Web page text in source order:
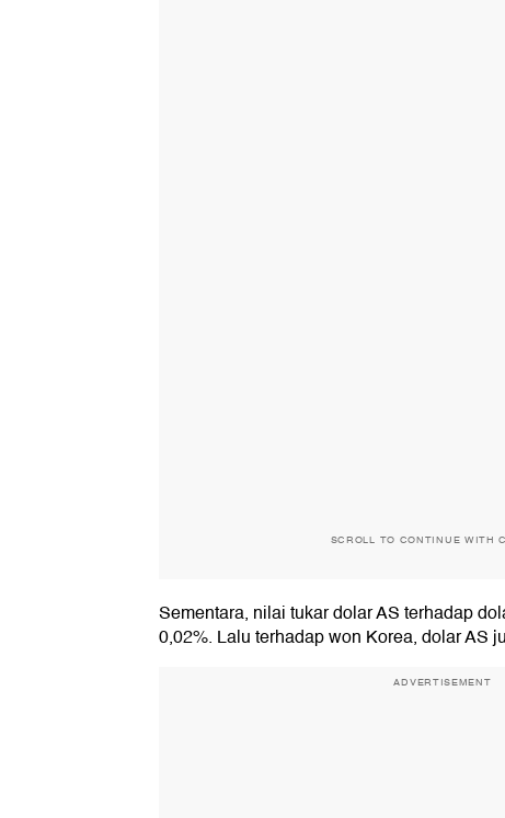
SCROLL TO CONTINUE WITH
Sementara, nilai tukar dolar AS terhadap
0,02%. Lalu terhadap won Korea, dolar AS
ADVERTISEMENT